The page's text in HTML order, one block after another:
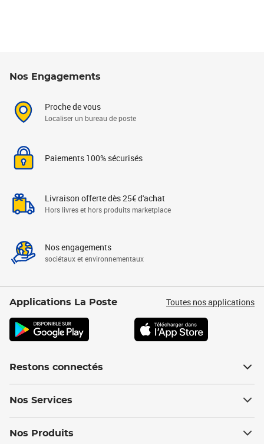
Nos Engagements
Proche de vous
Localiser un bureau de poste
Paiements 100% sécurisés
Livraison offerte dès 25€ d'achat
Hors livres et hors produits marketplace
Nos engagements
sociétaux et environnementaux
Applications La Poste Toutes nos applications
Restons connectés
Nos Services
Nos Produits